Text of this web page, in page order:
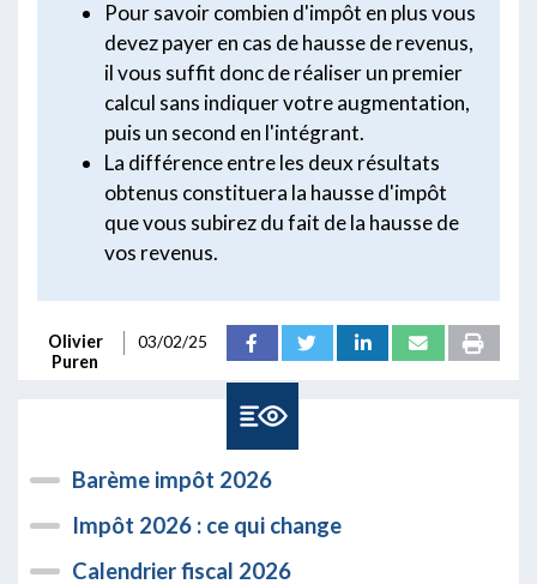
Pour savoir combien d'impôt en plus vous
devez payer en cas de hausse de revenus,
il vous suffit donc de réaliser un premier
calcul sans indiquer votre augmentation,
puis un second en l'intégrant.
La différence entre les deux résultats
obtenus constituera la hausse d'impôt
que vous subirez du fait de la hausse de
vos revenus.
Olivier
Puren
03/02/25
Barème impôt 2026
Impôt 2026 : ce qui change
Calendrier fiscal 2026